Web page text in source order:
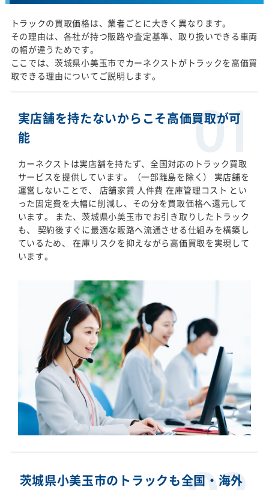
トラックの買取価格は、業者ごとに大きく異なります。
その理由は、各社が持つ販路や査定基準、取り扱いできる車両
の幅が違うためです。
ここでは、茨城県小美玉市でカーネクストがトラックを高価買
取できる理由についてご説明します。
実店舗を持たないからこそ高価買取が可
能
カーネクストは実店舗を持たず、全国対応のトラック買取
サービスを提供しています。（一部離島を除く） 実店舗を
運営しないことで、 店舗家賃 人件費 在庫管理コスト とい
った固定費を大幅に削減し、その分を買取価格へ還元して
います。 また、茨城県小美玉市でお引き取りしたトラック
も、 契約後すぐに最適な販路へ流通させる仕組みを構築し
ているため、 在庫リスクを抑えながら高価買取を実現して
います。
茨城県小美玉市のトラックも全国・海外